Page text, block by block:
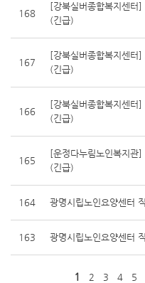
168
[강북실버종합복지센터
(긴급)
167
[강북실버종합복지센터
(긴급)
166
[강북실버종합복지센터
(긴급)
165
[운정다누림노인복지관
(긴급)
164 광명시립노인요양센터
163 광명시립노인요양센터
1 2 3 4 5